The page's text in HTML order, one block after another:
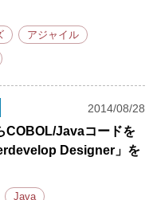
アジャイル
2014/08/28
COBOL/Javaコードを
Designer」を
Java